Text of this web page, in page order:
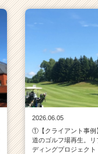
2026.06.05
①【クライアント事例
道のゴルフ場再生。リ
ディングプロジェクト